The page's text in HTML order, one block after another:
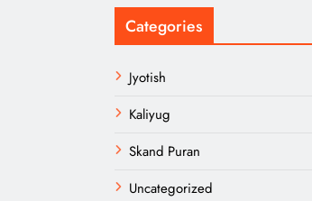
Categories
Jyotish
Kaliyug
Skand Puran
Uncategorized